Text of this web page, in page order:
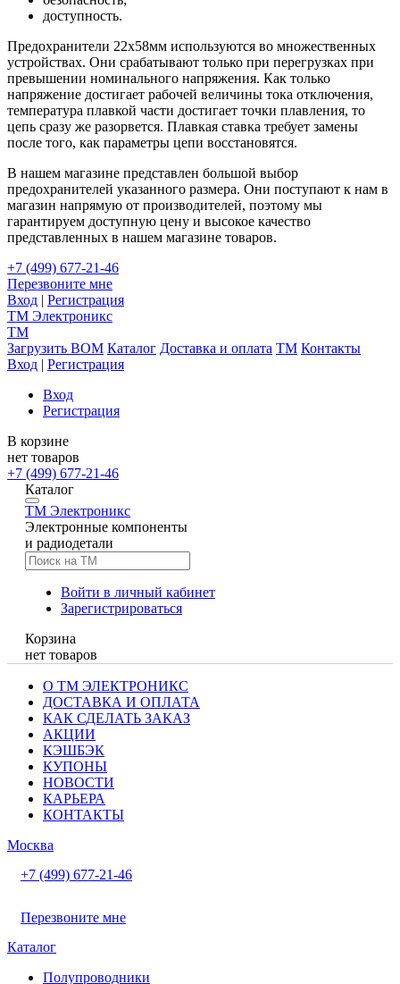
доступность.
Предохранители 22x58мм используются во множественных
устройствах. Они срабатывают только при перегрузках при
превышении номинального напряжения. Как только
напряжение достигает рабочей величины тока отключения,
температура плавкой части достигает точки плавления, то
цепь сразу же разорвется. Плавкая ставка требует замены
после того, как параметры цепи восстановятся.
В нашем магазине представлен большой выбор
предохранителей указанного размера. Они поступают к нам в
магазин напрямую от производителей, поэтому мы
гарантируем доступную цену и высокое качество
представленных в нашем магазине товаров.
+7 (499) 677-21-46
Перезвоните мне
Вход | Регистрация
TM Электроникс
TM
Загрузить BOM Каталог Доставка и оплата TM Контакты
Вход | Регистрация
Вход
Регистрация
В корзине
нет товаров
+7 (499) 677-21-46
Каталог
TM Электроникс
Электронные компоненты
и радиодетали
Войти в личный кабинет
Зарегистрироваться
Корзина
нет товаров
О ТМ ЭЛЕКТРОНИКС
ДОСТАВКА И ОПЛАТА
КАК СДЕЛАТЬ ЗАКАЗ
АКЦИИ
КЭШБЭК
КУПОНЫ
НОВОСТИ
КАРЬЕРА
КОНТАКТЫ
Москва
+7 (499) 677-21-46
Перезвоните мне
Каталог
Полупроводники